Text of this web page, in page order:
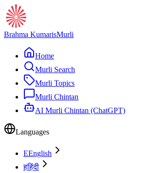
Brahma KumarisMurli
Home
Murli Search
Murli Topics
Murli Chintan
AI Murli Chintan (ChatGPT)
Languages
EEnglish
हहिंदी